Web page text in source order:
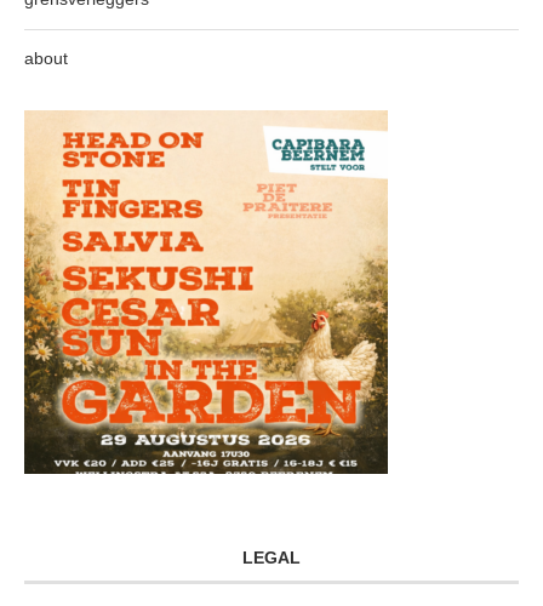
about
LEGAL